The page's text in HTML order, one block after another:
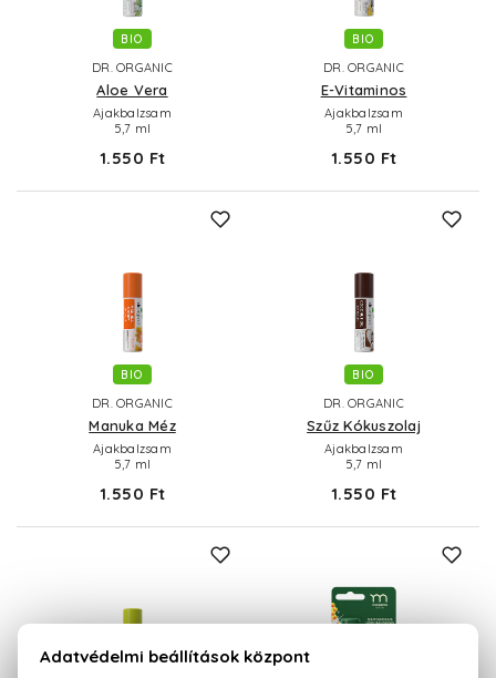
BIO
DR. ORGANIC
Aloe Vera
Ajakbalzsam
5,7 ml
1.550 Ft
BIO
DR. ORGANIC
E-Vitaminos
Ajakbalzsam
5,7 ml
1.550 Ft
BIO
DR. ORGANIC
Manuka Méz
Ajakbalzsam
5,7 ml
1.550 Ft
BIO
DR. ORGANIC
Szűz Kókuszolaj
Ajakbalzsam
5,7 ml
1.550 Ft